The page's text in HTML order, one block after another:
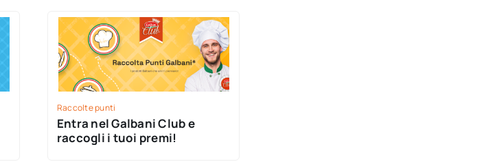
Raccolte punti
Entra nel Galbani Club e
raccogli i tuoi premi!